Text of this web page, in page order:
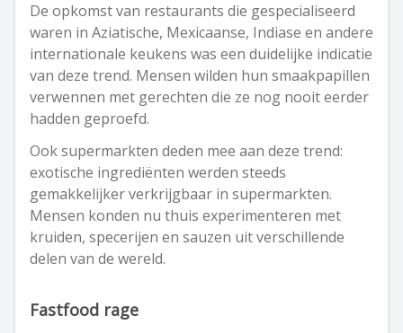
De opkomst van restaurants die gespecialiseerd
waren in Aziatische, Mexicaanse, Indiase en andere
internationale keukens was een duidelijke indicatie
van deze trend. Mensen wilden hun smaakpapillen
verwennen met gerechten die ze nog nooit eerder
hadden geproefd.
Ook supermarkten deden mee aan deze trend:
exotische ingrediënten werden steeds
gemakkelijker verkrijgbaar in supermarkten.
Mensen konden nu thuis experimenteren met
kruiden, specerijen en sauzen uit verschillende
delen van de wereld.
Fastfood rage